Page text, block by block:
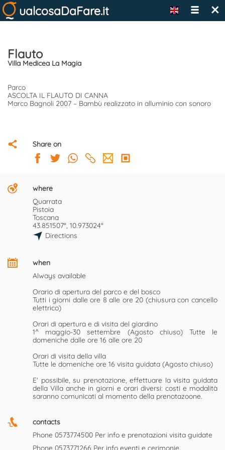
ualcosaDaFare.it ×
Flauto
Villa Medicea La Magia
Parco
ASCOLTA IL FLAUTO DI CANNA
Marco Bagnoli 2007 – Bambù realizzato in alluminio con sonoro
Share on
where
Quarrata
Pistoia
Toscana
43.851507°, 10.973024°
Directions
when
Always available
Orario di apertura del parco e del bosco
Tutti i giorni dalle ore 8 alle ore 20 (chiusura con cancello
elettrico)
Orari di apertura e di visita del giardino
1^ maggio-30 settembre (Agosto chiuso) Tutte le
domeniche dalle ore 16 alle ore 20
Orari di visita della villa
Tutte le domeniche ore 16 visita guidata (Agosto chiuso)
E' possibile, su prenotazione, effettuare la visita guidata
della Villa anche in giorni e orari diversi: costi e modalità
saranno comunicati al momento della prenotazoone.
contacts
Phone 0573774500 Per info e prenotazioni visita guidate
Phone 0573771266 Per info eventi e cerimonie